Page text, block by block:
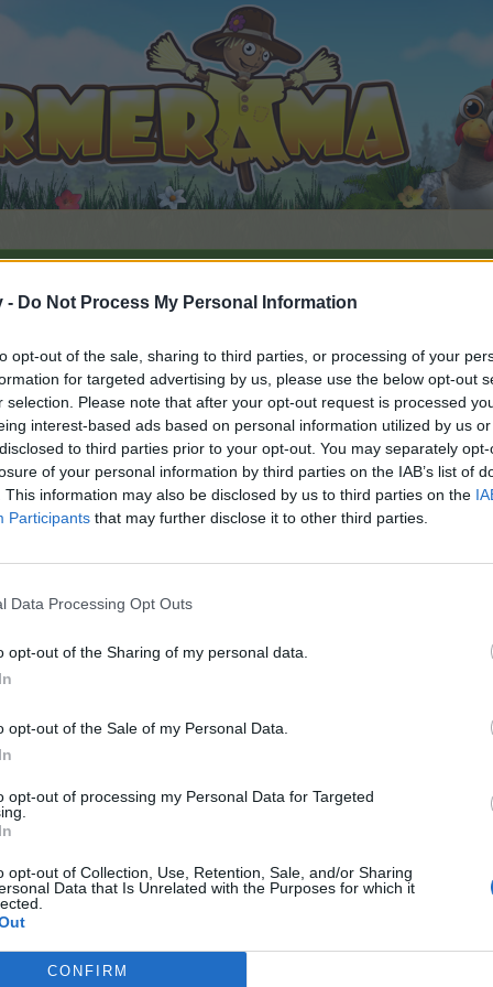
- Do Not Process My Personal Information
opt-out of the sale, sharing to third parties, or processing of your
for targeted advertising by us, please use the below opt-out
selection. Please note that after your opt-out request is processed
interest-based ads based on personal information utilized by us
to third parties prior to your opt-out. You may separately
of your personal information by third parties on the IAB’s list of
This information may also be disclosed by us to third parties on the
Participants that may further disclose it to other third parties.
Data Processing Opt Outs
opt-out of the Sharing of my personal data.
opt-out of the Sale of my Personal Data.
opt-out of processing my Personal Data for Targeted
opt-out of Collection, Use, Retention, Sale, and/or Sharing
Data that Is Unrelated with the Purposes for which it
CONFIRM
teilnehmen oder eigene Themen starten möchtest,
Dich neu. Wir freuen uns auf Deinen nächsten